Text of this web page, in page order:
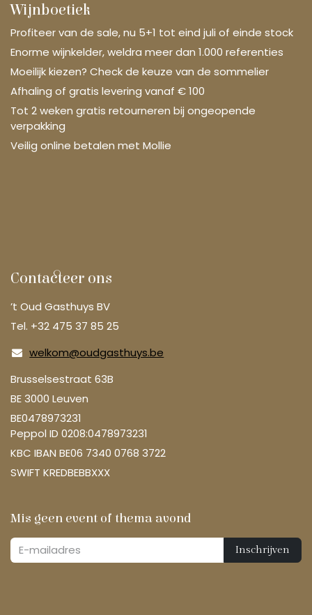
Wijnboetiek
Profiteer van de sale, nu 5+1 tot eind juli of einde stock
Enorme wijnkelder, weldra meer dan 1.000 referenties
Moeilijk kiezen? Check de keuze van de sommelier
Afhaling of gratis levering vanaf € 100
Tot 2 weken gratis retourneren bij ongeopende
verpakking
Veilig online betalen met Mollie
Contacteer ons
’t Oud Gasthuys BV
Tel. +32 475 37 85 25
welkom@oudgasthuys.be
Brusselsestraat 63B
BE 3000 Leuven
BE0478973231
Peppol ID 0208:0478973231
KBC IBAN BE06 7340 0768 3722
SWIFT KREDBEBBXXX
Mis geen event of thema avond
Inschrijven